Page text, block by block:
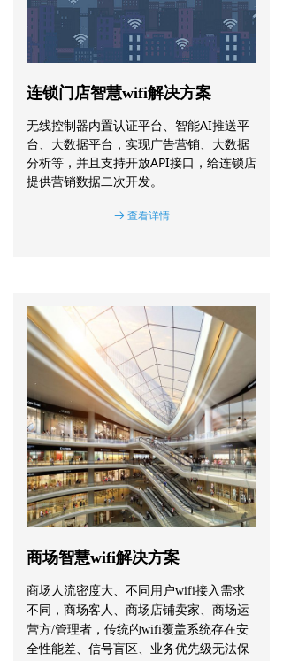
商场智慧wifi解决方案
商场人流密度大、不同用户wifi接入需求
不同，商场客人、商场店铺卖家、商场运
营方/管理者，传统的wifi覆盖系统存在安
全性能差、信号盲区、业务优先级无法保
连锁门店智慧wifi解决方案
无线控制器内置认证平台、智能AI推送平
台、大数据平台，实现广告营销、大数据
分析等，并且支持开放API接口，给连锁店
提供营销数据二次开发。
뀠 查看详情